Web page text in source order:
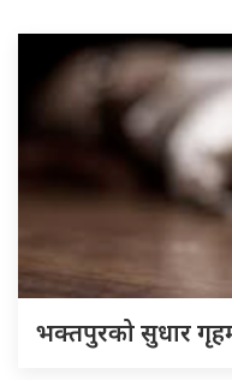
भक्तपुरको सुधार